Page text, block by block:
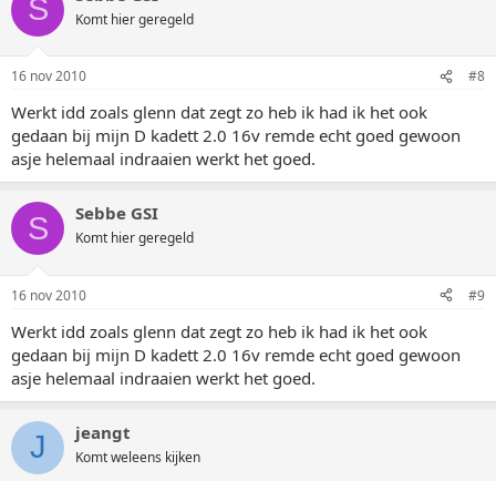
S Komt hier geregeld
16 nov 2010 #8
Werkt idd zoals glenn dat zegt zo heb ik had ik het ook
gedaan bij mijn D kadett 2.0 16v remde echt goed gewoon
asje helemaal indraaien werkt het goed.
S Sebbe GSI
Komt hier geregeld
16 nov 2010 #9
Werkt idd zoals glenn dat zegt zo heb ik had ik het ook
gedaan bij mijn D kadett 2.0 16v remde echt goed gewoon
asje helemaal indraaien werkt het goed.
J jeangt
Komt weleens kijken